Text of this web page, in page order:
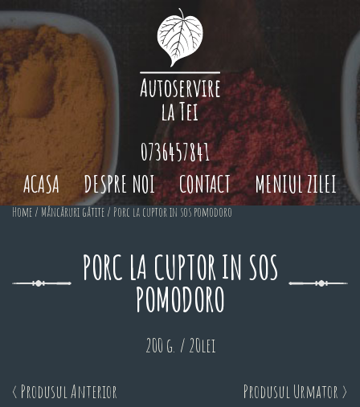
ACASA DESPRE NOI CONTACT MENIUL ZILEI
0736457841
Home / Mâncăruri gătite / Porc la cuptor in sos pomodoro
PORC LA CUPTOR IN SOS
POMODORO
200 g. / 20lei
< Produsul Anterior Produsul Urmator >